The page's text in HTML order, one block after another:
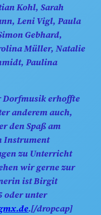
Kohl, Sarah
Leni Vigl, Paula
Gebhard,
Müller, Natalie
Paulina
Dorfmusik erhoffte
anderem auch,
den Spaß am
Instrument
zu Unterricht
wir gerne zur
ist Birgit
oder unter
.[/dropcap]